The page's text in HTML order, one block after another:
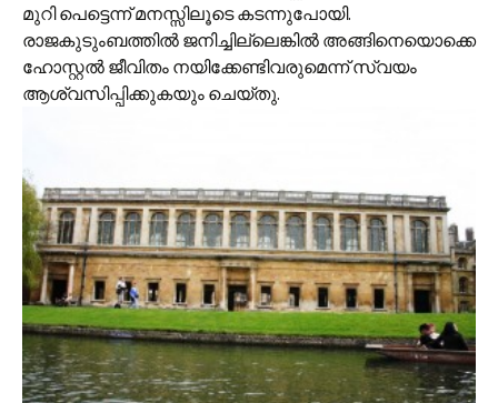
മുറി പെട്ടെന്ന് മനസ്സിലൂടെ കടന്നുപോയി.
രാജകുടുംബത്തില്‍ ജനിച്ചില്ലെങ്കില്‍ അങ്ങിനെയൊക്കെ
ഹോസ്റ്റല്‍ ജീവിതം നയിക്കേണ്ടിവരുമെന്ന് സ്വയം
ആശ്വസിപ്പിക്കുകയും ചെയ്തു.